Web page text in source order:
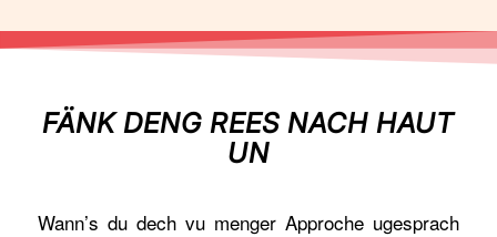
FÄNK DENG REES NACH HAUT
UN
Wann’s du dech vu menger Approche ugesprach